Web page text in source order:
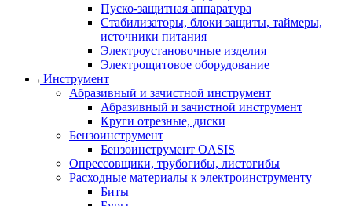
Пуско-защитная аппаратура
Стабилизаторы, блоки защиты, таймеры,
источники питания
Электроустановочные изделия
Электрощитовое оборудование
Инструмент
Абразивный и зачистной инструмент
Абразивный и зачистной инструмент
Круги отрезные, диски
Бензоинструмент
Бензоинструмент OASIS
Опрессовщики, трубогибы, листогибы
Расходные материалы к электроинструменту
Биты